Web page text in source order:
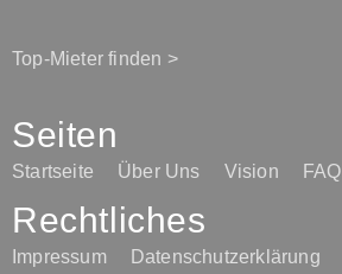
Top-Mieter finden >
Seiten
Startseite Über Uns Vision FAQ
Rechtliches
Impressum Datenschutzerklärung